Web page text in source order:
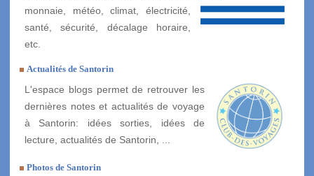
monnaie, météo, climat, électricité,
santé, sécurité, décalage horaire,
etc.
Actualités de Santorin
L'espace blogs permet de retrouver les
dernières notes et actualités de voyage
à Santorin: idées sorties, idées de
lecture, actualités de Santorin, ...
Photos de Santorin